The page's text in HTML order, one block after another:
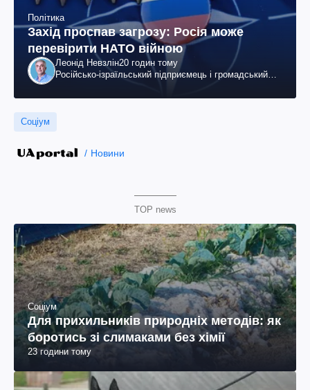
Політика
Захід проспав загрозу: Росія може
перевірити НАТО війною
Леонід Невзлін20 годин тому
Російсько-ізраїльський підприємець і громадський
Соціум
Новини
TOP news
Соціум
Для прихильників природніх методів: як
боротись зі слимаками без хімії
23 години тому